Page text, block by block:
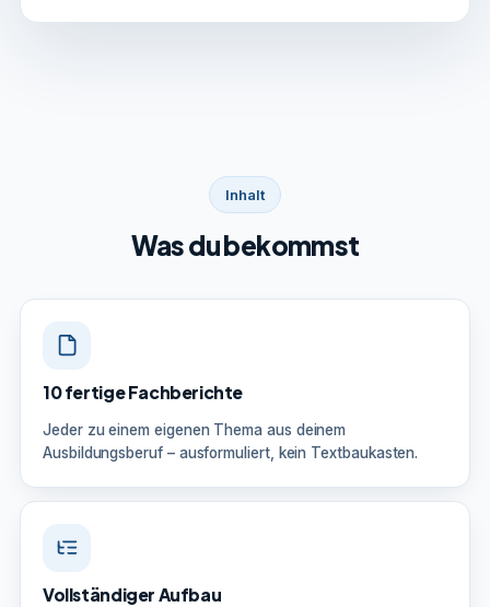
Inhalt
Was du bekommst
10 fertige Fachberichte
Jeder zu einem eigenen Thema aus deinem
Ausbildungsberuf – ausformuliert, kein Textbaukasten.
Vollständiger Aufbau